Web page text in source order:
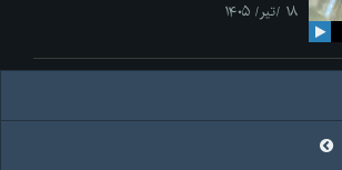
۱۸ /تیر/ ۱۴۰۵